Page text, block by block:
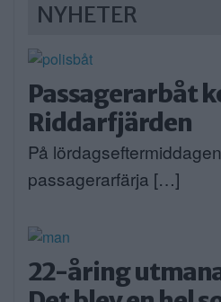
NYHETER
Passagerarbåt
Riddarfjärden
På
passagerarfärja […]
22-åring